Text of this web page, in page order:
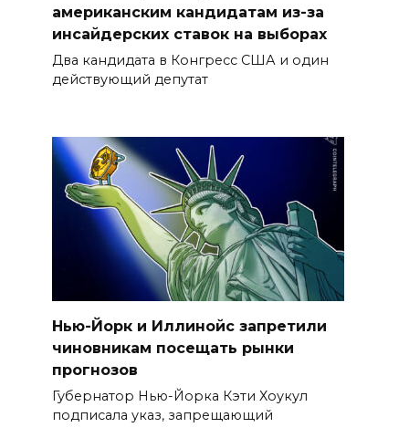
американским кандидатам из-за
инсайдерских ставок на выборах
Два кандидата в Конгресс США и один
действующий депутат
Нью-Йорк и Иллинойс запретили
чиновникам посещать рынки
прогнозов
Губернатор Нью-Йорка Кэти Хоукул
подписала указ, запрещающий